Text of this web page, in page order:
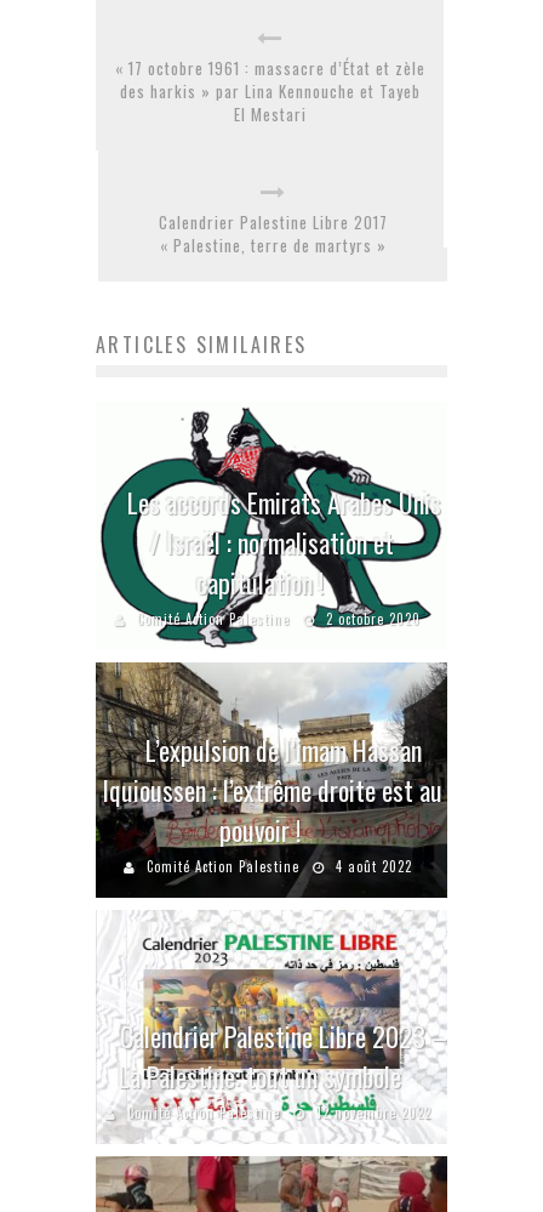
« 17 octobre 1961 : massacre d’État et zèle
des harkis » par Lina Kennouche et Tayeb
El Mestari
Calendrier Palestine Libre 2017
« Palestine, terre de martyrs »
ARTICLES SIMILAIRES
Les accords Emirats Arabes Unis
/ Israël : normalisation et
capitulation !
Comité Action Palestine 2 octobre 2020
L’expulsion de l’imam Hassan
Iquioussen : l’extrême droite est au
pouvoir !
Comité Action Palestine 4 août 2022
Calendrier Palestine Libre 2023 –
La Palestine: tout un symbole
Comité Action Palestine 12 novembre 2022